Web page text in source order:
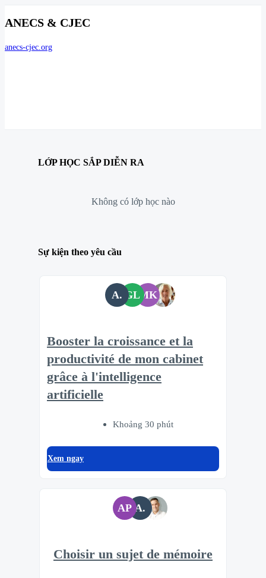
ANECS & CJEC
anecs-cjec.org
LỚP HỌC SẮP DIỄN RA
Không có lớp học nào
Sự kiện theo yêu cầu
A. GLMK
Booster la croissance et la
productivité de mon cabinet
grâce à l'intelligence
artificielle
Khoảng 30 phút
Xem ngay
AP A.
Choisir un sujet de mémoire